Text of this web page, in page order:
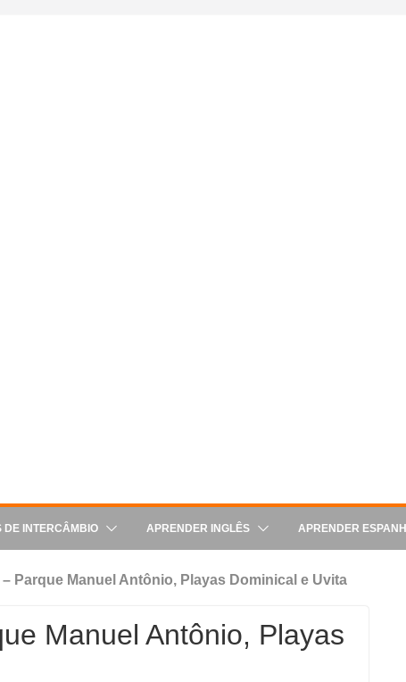
DE INTERCÂMBIO APRENDER INGLÊS APRENDER
Parque Manuel Antônio, Playas Dominical e Uvita
Manuel Antônio, Playas